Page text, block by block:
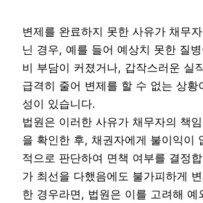
변제를 완료하지 못한 사유가 채무
닌 경우, 예를 들어 예상치 못한 질
비 부담이 커졌거나, 갑작스러운 실
급격히 줄어 변제를 할 수 없는 상황
성이 있습니다.
법원은 이러한 사유가 채무자의 책
을 확인한 후, 채권자에게 불이익이
적으로 판단하여 면책 여부를 결정
가 최선을 다했음에도 불가피하게
한 경우라면, 법원은 이를 고려해 예